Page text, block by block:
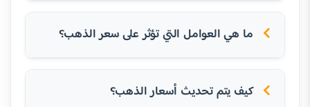
ما هي العوامل التي تؤثر على سعر الذهب؟
كيف يتم تحديث أسعار الذهب؟